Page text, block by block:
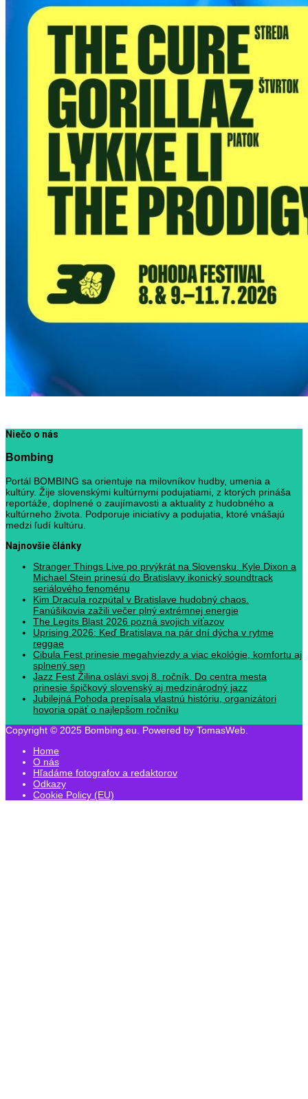
Niečo o nás
Bombing
Portál BOMBING sa orientuje na milovníkov hudby, umenia a
kultúry. Žije slovenskými kultúrnymi podujatiami, z ktorých prináša
reportáže, doplnené o zaujímavosti a aktuality z hudobného a
kultúrneho života. Podporuje iniciatívy a podujatia, ktoré vnášajú
medzi ľudí kultúru.
Najnovšie články
Stranger Things Live po prvýkrát na Slovensku. Kyle Dixon a
Michael Stein prinesú do Bratislavy ikonický soundtrack
seriálového fenoménu
Kim Dracula rozpútal v Bratislave hudobný chaos.
Fanúšikovia zažili večer plný extrémnej energie
The Legits Blast 2026 pozná svojich víťazov
Uprising 2026: Keď Bratislava na pár dní dýcha v rytme
reggae
Cibula Fest prinesie megahviezdy a viac ekológie, komfortu aj
splnený sen
Jazz Fest Žilina oslávi svoj 8. ročník. Do centra mesta
prinesie špičkový slovenský aj medzinárodný jazz
Jubilejná Pohoda prepísala vlastnú históriu, organizátori
hovoria opäť o najlepšom ročníku
Copyright © 2025 Bombing.eu. Powered by TomasWeb.
Home
O nás
Hľadáme fotografov a redaktorov
Odkazy
Cookie Policy (EU)